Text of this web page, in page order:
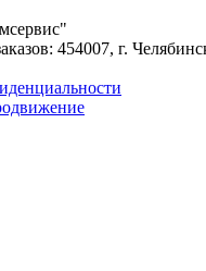
454007, г.